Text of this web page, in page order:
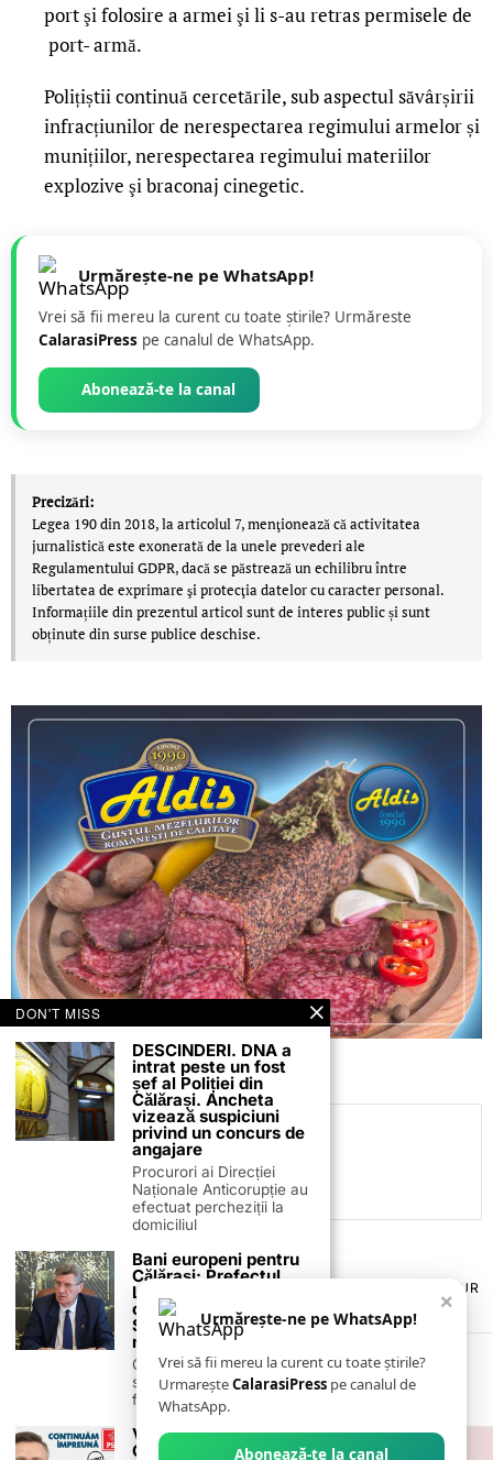
port şi folosire a armei şi li s-au retras permisele de
port- armă.
Polițiștii continuă cercetările, sub aspectul săvârșirii
infracțiunilor de nerespectarea regimului armelor și
munițiilor, nerespectarea regimului materiilor
explozive şi braconaj cinegetic.
Urmărește-ne pe WhatsApp!
Vrei să fii mereu la curent cu toate știrile? Urmăreste
CalarasiPress pe canalul de WhatsApp.
Abonează-te la canal
Precizări:
Legea 190 din 2018, la articolul 7, menţionează că activitatea
jurnalistică este exonerată de la unele prevederi ale
Regulamentului GDPR, dacă se păstrează un echilibru între
libertatea de exprimare şi protecţia datelor cu caracter personal.
Informațiile din prezentul articol sunt de interes public și sunt
obținute din surse publice deschise.
C.C
TERMENI ȘI CONDIȚII
POLITICA DE ANULARE & RETUR
PUBLICITATE ONLINE & TIPĂRITĂ
CONTACT
ZIARUL ANUNȚUL CĂLĂRĂȘEAN
×
Urmărește-ne pe WhatsApp!
Vrei să fii mereu la curent cu toate știrile?
UrmareșteCalarasiPress pe canalul de
WhatsApp.
Abonează-te la canal
DON'T MISS
DESCINDERI. DNA a
intrat peste un fost
șef al Poliției din
Călărași. Ancheta
vizează suspiciuni
privind un concurs de
angajare
Procurori ai Direcției
Naționale Anticorupție au
efectuat percheziții la
domiciliul
Bani europeni pentru
Călărași: Prefectul
Laurențiu State anunță
colaborarea cu ADR
Sud-Muntenia pentru
noi finanțări
Călărașul se pregătește
să intre pe harta
finanțărilor europene, cu
Vasile Iliuță: Județul
Călărași a avut, în